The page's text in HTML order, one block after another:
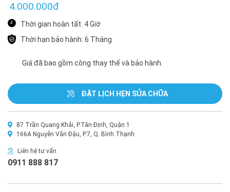
4.000.000đ
Thời gian hoàn tất: 4 Giờ
Thời hạn bảo hành: 6 Tháng
Giá đã bao gồm công thay thế và bảo hành.
ĐẶT LỊCH HẸN SỬA CHỮA
87 Trần Quang Khải, P.Tân Định, Quận 1
166A Nguyễn Văn Đậu, P.7, Q. Bình Thạnh
Liên hệ tư vấn
0911 888 817